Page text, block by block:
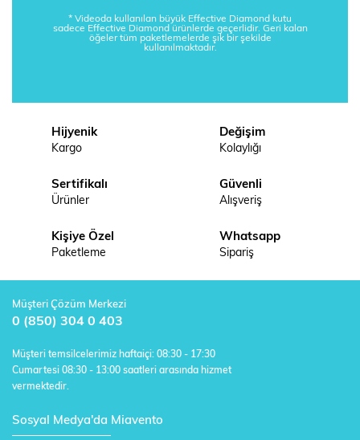
* Videoda kullanılan büyük Effective Diamond kutu
sadece Effective Diamond ürünlerde geçerlidir. Geri kalan
öğeler tüm paketlemelerde şık bir şekilde
kullanılmaktadır.
Hijyenik
Kargo
Değişim
Kolaylığı
Sertifikalı
Ürünler
Güvenli
Alışveriş
Kişiye Özel
Paketleme
Whatsapp
Sipariş
Müşteri Çözüm Merkezi
0 (850) 304 0 403
Müşteri temsilcelerimiz haftaiçi: 08:30 - 17:30
Cumartesi 08:30 - 13:00 saatleri arasında hizmet
vermektedir.
Sosyal Medya'da Miavento